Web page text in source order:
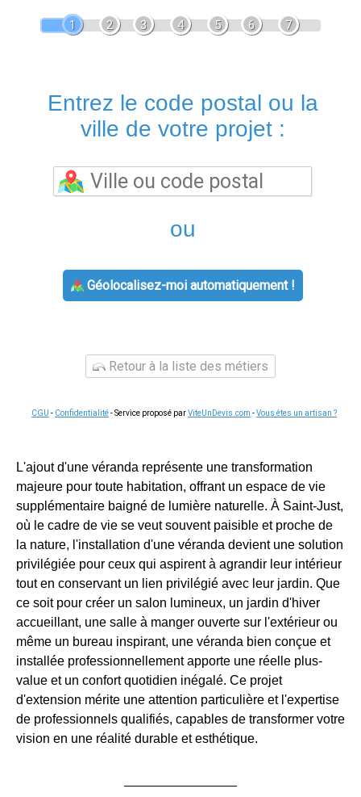
1 2 3 4 5 6 7
Entrez le code postal ou la
ville de votre projet :
ou
Géolocalisez-moi automatiquement !
Retour à la liste des métiers
CGU - Confidentialité- Service proposé parViteUnDevis.com -Vous êtes un artisan ?
L'ajout d'une véranda représente une transformation
majeure pour toute habitation, offrant un espace de vie
supplémentaire baigné de lumière naturelle. À Saint-Just,
où le cadre de vie se veut souvent paisible et proche de
la nature, l'installation d'une véranda devient une solution
privilégiée pour ceux qui aspirent à agrandir leur intérieur
tout en conservant un lien privilégié avec leur jardin. Que
ce soit pour créer un salon lumineux, un jardin d'hiver
accueillant, une salle à manger ouverte sur l'extérieur ou
même un bureau inspirant, une véranda bien conçue et
installée professionnellement apporte une réelle plus-
value et un confort quotidien inégalé. Ce projet
d'extension mérite une attention particulière et l'expertise
de professionnels qualifiés, capables de transformer votre
vision en une réalité durable et esthétique.